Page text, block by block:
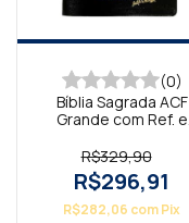
(0)
Bíblia Sagrada ACF
Grande com Ref. e
Preta
R$329,90
R$296,91
R$282,06 comPix